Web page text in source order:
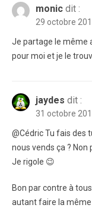
monic dit :
29 octobre
Je partage le même
pour moi et je le
jaydes dit :
31 octobre
@Cédric Tu fais des
nous vends ça ? Non
Je rigole 😉
Bon par contre à
autant faire la même